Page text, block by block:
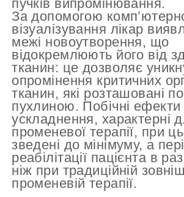
пучків випромінювання.
За допомогою
візуалізування лікар
межі новоутворення, що
відокремлюють його від
тканин: це дозволяє
опромінення критичних
тканин, які розташовані
пухлиною. Побічні ефекти
ускладнення, характерні
променевої терапії, при
зведені до мінімуму, а
реабілітації пацієнта в
ніж при традиційній
променевій терапії.